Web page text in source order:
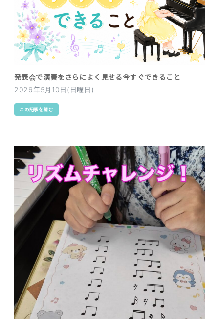
発表会で演奏をさらによく見せる今すぐできること
2026年5月10日(日曜日)
この記事を読む